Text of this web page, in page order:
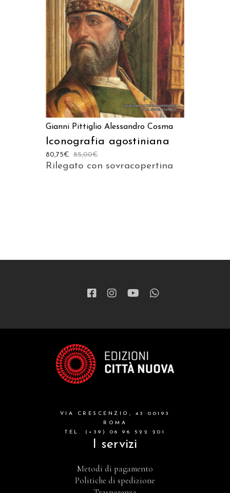
AGGIUNGI AL CARRELLO
Gianni Pittiglio Alessandro Cosma
Iconografia agostiniana
85,00€
80,75€
Rilegato con sovracopertina
VIA CRESCENZIO, 43 00193
ROMA
TEL. (+39) 06 96 522 201
I servizi
Metodi di pagamento
Politiche di spedizione